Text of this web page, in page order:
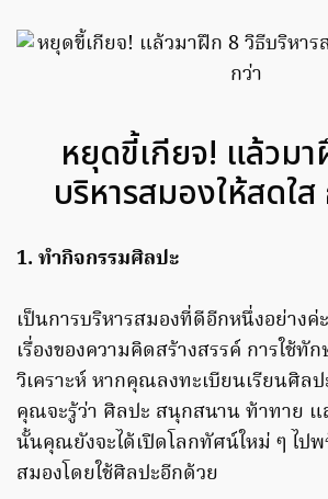
หยุดขี้เกียจ! แล้วม
บริหารสมองให้สดใ
1. ทำกิจกรรมศิลปะ
เป็นการบริหารสมองที่ดีอีกหนึ่งอย่างค่
เรื่องของความคิดสร้างสรรค์ การใช้ทั
วิเคราะห์ หากคุณลงทะเบียนเรียนศิล
คุณจะรู้ว่า ศิลปะ สนุกสนาน ท้าทาย
นั้นคุณยังจะได้เปิดโลกทัศน์ใหม่ ๆ ไป
สมองโดยใช้ศิลปะอีกด้วย